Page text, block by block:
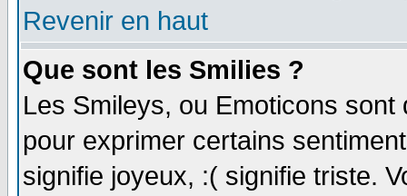
Revenir en haut
Que sont les Smilies ?
Les Smileys, ou Emoticons
pour exprimer certains
signifie joyeux, :( signifie triste.